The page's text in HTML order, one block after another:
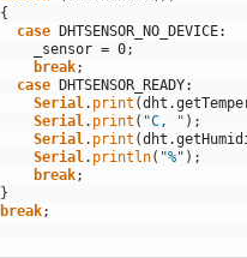
{
case
DHTSENSOR_NO_DEVICE:
_sensor = 0;
break;
case
DHTSENSOR_READY:
Serial. print (dht .
Serial. print ( "C, " ) ;
Serial. print (dht .
Serial. println( "%" ) ;
break;
}
break;